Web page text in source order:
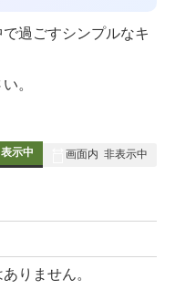
過ごすシンプルなキ
。
表示中 画面内 非表示中
りません。